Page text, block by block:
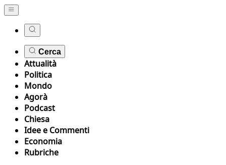
Cerca
Attualità
Politica
Mondo
Agorà
Podcast
Chiesa
Idee e Commenti
Economia
Rubriche